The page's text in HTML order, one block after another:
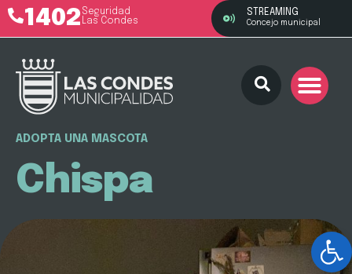
1402 Seguridad
Las Condes
STREAMING
Concejo municipal
ADOPTA UNA MASCOTA
Chispa